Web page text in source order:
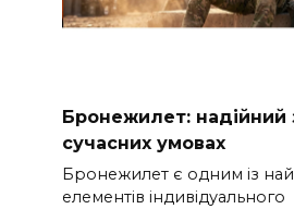
Бронежилет: надійний
сучасних умовах
Бронежилет є одним із
елементів індивідуального